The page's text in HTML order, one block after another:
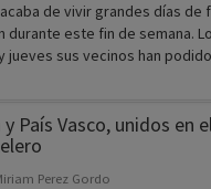
de vivir grandes días de
durante este fin de semana.
jueves sus vecinos han
País Vasco, unidos en
Perez Gordo